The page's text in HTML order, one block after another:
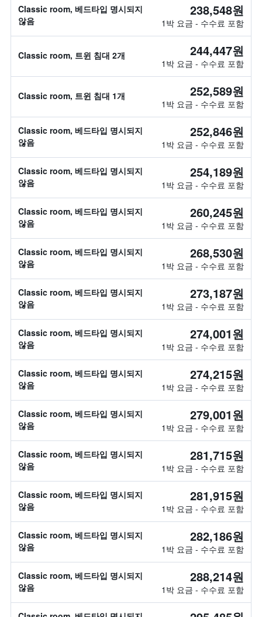
Classic room, 베드타입 명시되지
않음
238,548원
1박 요금 - 수수료 포함
Classic room, 트윈 침대 2개 244,447원
1박 요금 - 수수료 포함
Classic room, 트윈 침대 1개 252,589원
1박 요금 - 수수료 포함
Classic room, 베드타입 명시되지
않음
252,846원
1박 요금 - 수수료 포함
Classic room, 베드타입 명시되지
않음
254,189원
1박 요금 - 수수료 포함
Classic room, 베드타입 명시되지
않음
260,245원
1박 요금 - 수수료 포함
Classic room, 베드타입 명시되지
않음
268,530원
1박 요금 - 수수료 포함
Classic room, 베드타입 명시되지
않음
273,187원
1박 요금 - 수수료 포함
Classic room, 베드타입 명시되지
않음
274,001원
1박 요금 - 수수료 포함
Classic room, 베드타입 명시되지
않음
274,215원
1박 요금 - 수수료 포함
Classic room, 베드타입 명시되지
않음
279,001원
1박 요금 - 수수료 포함
Classic room, 베드타입 명시되지
않음
281,715원
1박 요금 - 수수료 포함
Classic room, 베드타입 명시되지
않음
281,915원
1박 요금 - 수수료 포함
Classic room, 베드타입 명시되지
않음
282,186원
1박 요금 - 수수료 포함
Classic room, 베드타입 명시되지
않음
288,214원
1박 요금 - 수수료 포함